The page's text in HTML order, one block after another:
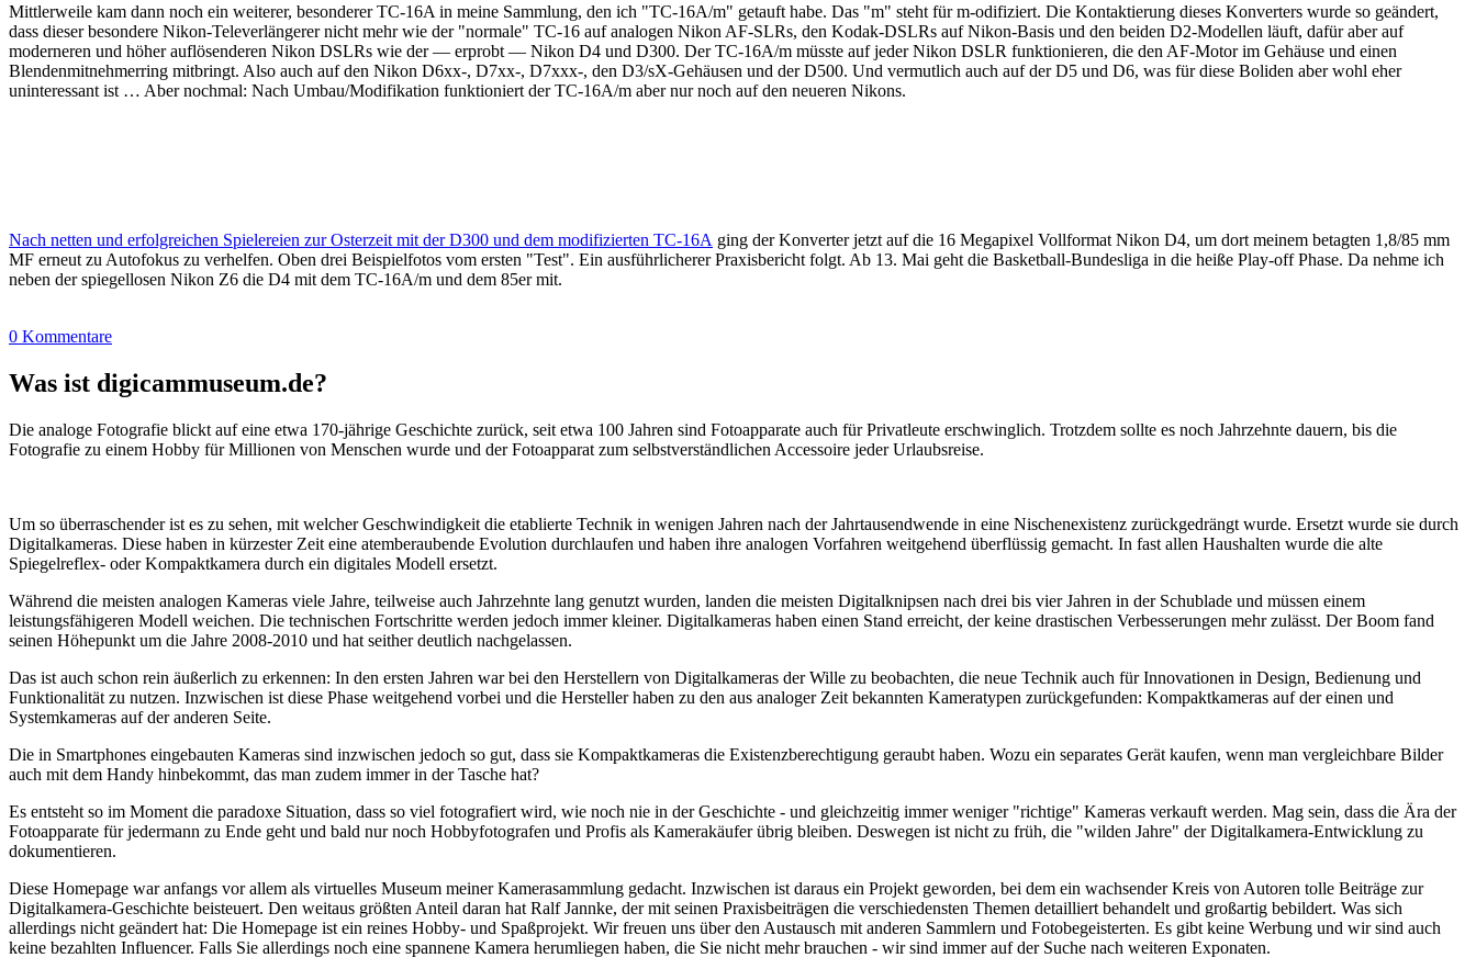
Mittlerweile kam dann noch ein weiterer, besonderer TC-16A in meine Sammlung, den ich "TC-16A/m" getauft habe. Das "m" steht für m-odifiziert. Die Kontaktierung dieses Konverters wurde so geändert,
dass dieser besondere Nikon-Televerlängerer nicht mehr wie der "normale" TC-16 auf analogen Nikon AF-SLRs, den Kodak-DSLRs auf Nikon-Basis und den beiden D2-Modellen läuft, dafür aber auf
moderneren und höher auflösenderen Nikon DSLRs wie der — erprobt — Nikon D4 und D300. Der TC-16A/m müsste auf jeder Nikon DSLR funktionieren, die den AF-Motor im Gehäuse und einen
Blendenmitnehmerring mitbringt. Also auch auf den Nikon D6xx-, D7xx-, D7xxx-, den D3/sX-Gehäusen und der D500. Und vermutlich auch auf der D5 und D6, was für diese Boliden aber wohl eher
uninteressant ist … Aber nochmal: Nach Umbau/Modifikation funktioniert der TC-16A/m aber nur noch auf den neueren Nikons.
Nach netten und erfolgreichen Spielereien zur Osterzeit mit der D300 und dem modifizierten TC-16A ging der Konverter jetzt auf die 16 Megapixel Vollformat Nikon D4, um dort meinem betagten 1,8/85 mm
MF erneut zu Autofokus zu verhelfen. Oben drei Beispielfotos vom ersten "Test". Ein ausführlicherer Praxisbericht folgt. Ab 13. Mai geht die Basketball-Bundesliga in die heiße Play-off Phase. Da nehme ich
neben der spiegellosen Nikon Z6 die D4 mit dem TC-16A/m und dem 85er mit.
0 Kommentare
Was ist digicammuseum.de?
Die analoge Fotografie blickt auf eine etwa 170-jährige Geschichte zurück, seit etwa 100 Jahren sind Fotoapparate auch für Privatleute erschwinglich. Trotzdem sollte es noch Jahrzehnte dauern, bis die
Fotografie zu einem Hobby für Millionen von Menschen wurde und der Fotoapparat zum selbstverständlichen Accessoire jeder Urlaubsreise.
Um so überraschender ist es zu sehen, mit welcher Geschwindigkeit die etablierte Technik in wenigen Jahren nach der Jahrtausendwende in eine Nischenexistenz zurückgedrängt wurde. Ersetzt wurde sie durch
Digitalkameras. Diese haben in kürzester Zeit eine atemberaubende Evolution durchlaufen und haben ihre analogen Vorfahren weitgehend überflüssig gemacht. In fast allen Haushalten wurde die alte
Spiegelreflex- oder Kompaktkamera durch ein digitales Modell ersetzt.
Während die meisten analogen Kameras viele Jahre, teilweise auch Jahrzehnte lang genutzt wurden, landen die meisten Digitalknipsen nach drei bis vier Jahren in der Schublade und müssen einem
leistungsfähigeren Modell weichen. Die technischen Fortschritte werden jedoch immer kleiner. Digitalkameras haben einen Stand erreicht, der keine drastischen Verbesserungen mehr zulässt. Der Boom fand
seinen Höhepunkt um die Jahre 2008-2010 und hat seither deutlich nachgelassen.
Das ist auch schon rein äußerlich zu erkennen: In den ersten Jahren war bei den Herstellern von Digitalkameras der Wille zu beobachten, die neue Technik auch für Innovationen in Design, Bedienung und
Funktionalität zu nutzen. Inzwischen ist diese Phase weitgehend vorbei und die Hersteller haben zu den aus analoger Zeit bekannten Kameratypen zurückgefunden: Kompaktkameras auf der einen und
Systemkameras auf der anderen Seite.
Die in Smartphones eingebauten Kameras sind inzwischen jedoch so gut, dass sie Kompaktkameras die Existenzberechtigung geraubt haben. Wozu ein separates Gerät kaufen, wenn man vergleichbare Bilder
auch mit dem Handy hinbekommt, das man zudem immer in der Tasche hat?
Es entsteht so im Moment die paradoxe Situation, dass so viel fotografiert wird, wie noch nie in der Geschichte - und gleichzeitig immer weniger "richtige" Kameras verkauft werden. Mag sein, dass die Ära der
Fotoapparate für jedermann zu Ende geht und bald nur noch Hobbyfotografen und Profis als Kamerakäufer übrig bleiben. Deswegen ist nicht zu früh, die "wilden Jahre" der Digitalkamera-Entwicklung zu
dokumentieren.
Diese Homepage war anfangs vor allem als virtuelles Museum meiner Kamerasammlung gedacht. Inzwischen ist daraus ein Projekt geworden, bei dem ein wachsender Kreis von Autoren tolle Beiträge zur
Digitalkamera-Geschichte beisteuert. Den weitaus größten Anteil daran hat Ralf Jannke, der mit seinen Praxisbeiträgen die verschiedensten Themen detailliert behandelt und großartig bebildert. Was sich
allerdings nicht geändert hat: Die Homepage ist ein reines Hobby- und Spaßprojekt. Wir freuen uns über den Austausch mit anderen Sammlern und Fotobegeisterten. Es gibt keine Werbung und wir sind auch
keine bezahlten Influencer. Falls Sie allerdings noch eine spannene Kamera herumliegen haben, die Sie nicht mehr brauchen - wir sind immer auf der Suche nach weiteren Exponaten.